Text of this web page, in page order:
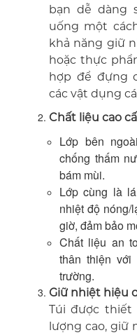
bạn dễ dàng
uống một
khả năng giữ
hoặc thực
hợp để đựng
các vật dụng
Chất liệu cao
Lớp bên
chống thấm
bám mùi.
Lớp cùng là
nhiệt độ nóng/
giờ, đảm bảo
Chất liệu an
thân thiện
trường.
Giữ nhiệt hiệu
Túi được thiết
lượng cao, giữ